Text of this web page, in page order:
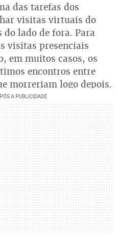
das tarefas dos
visitas virtuais do
lado de fora. Para
visitas presenciais
em muitos casos, os
encontros entre
morreriam logo depois.